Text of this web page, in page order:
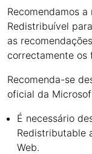
Recomendamos
Redistribuível
as
correctamente os
Recomenda-se
oficial da
É necessário
Redistributable
Web.